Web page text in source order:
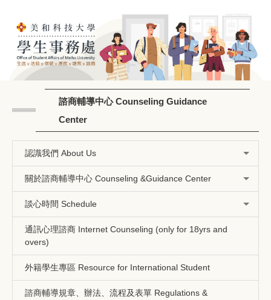
諮商輔導中心 Counseling Guidance
Center
認識我們 About Us
關於諮商輔導中心 Counseling &Guidance Center
談心時間 Schedule
通訊心理諮商 Internet Counseling (only for 18yrs and
overs)
外籍學生專區 Resource for International Student
諮商輔導規章、辦法、流程及表單 Regulations &